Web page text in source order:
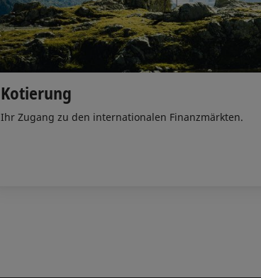
Kotierung
Ihr Zugang zu den internationalen Finanzmärkten.